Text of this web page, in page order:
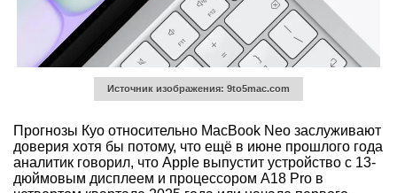
Источник изображения: 9to5mac.com
Прогнозы Куо относительно MacBook Neo заслуживают
доверия хотя бы потому, что ещё в июне прошлого года
аналитик говорил, что Apple выпустит устройство с 13-
дюймовым дисплеем и процессором A18 Pro в